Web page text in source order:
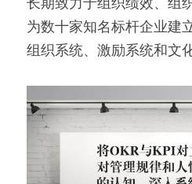
为数十家知名标杆企业建
组织系统、激励系统和文